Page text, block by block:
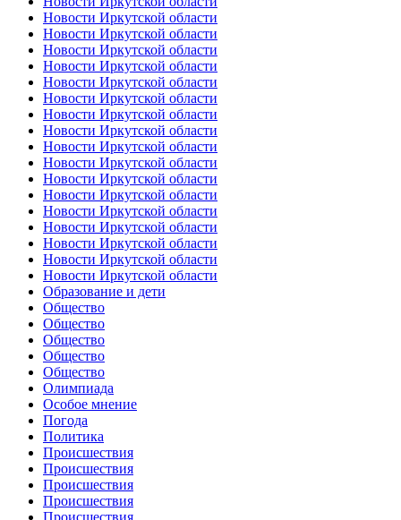
Новости Иркутской области
Новости Иркутской области
Новости Иркутской области
Новости Иркутской области
Новости Иркутской области
Новости Иркутской области
Новости Иркутской области
Новости Иркутской области
Новости Иркутской области
Новости Иркутской области
Новости Иркутской области
Новости Иркутской области
Новости Иркутской области
Новости Иркутской области
Новости Иркутской области
Новости Иркутской области
Новости Иркутской области
Образование и дети
Общество
Общество
Общество
Общество
Общество
Олимпиада
Особое мнение
Погода
Политика
Происшествия
Происшествия
Происшествия
Происшествия
Происшествия